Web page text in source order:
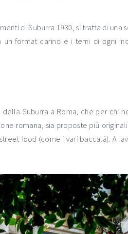
di Suburra 1930, si tratta di una
format carino e i temi di ogni
Suburra a Roma, che per chi
romana, sia proposte più
food (come i vari baccalà). A